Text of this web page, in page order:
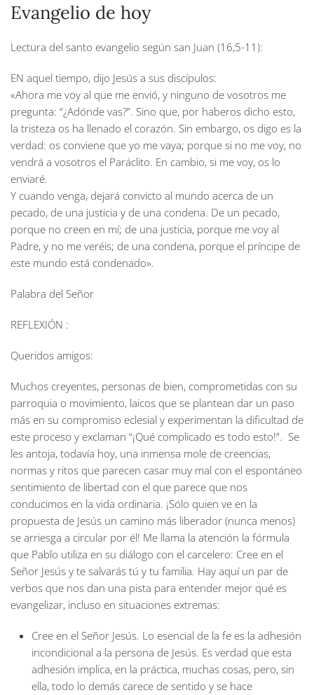
Evangelio de hoy
Lectura del santo evangelio según san Juan (16,5-11):
EN aquel tiempo, dijo Jesús a sus discípulos:
«Ahora me voy al que me envió, y ninguno de vosotros me
pregunta: “¿Adónde vas?”. Sino que, por haberos dicho esto,
la tristeza os ha llenado el corazón. Sin embargo, os digo es la
verdad: os conviene que yo me vaya; porque si no me voy, no
vendrá a vosotros el Paráclito. En cambio, si me voy, os lo
enviaré.
Y cuando venga, dejará convicto al mundo acerca de un
pecado, de una justicia y de una condena. De un pecado,
porque no creen en mí; de una justicia, porque me voy al
Padre, y no me veréis; de una condena, porque el príncipe de
este mundo está condenado».
Palabra del Señor
REFLEXIÓN :
Queridos amigos:
Muchos creyentes, personas de bien, comprometidas con su
parroquia o movimiento, laicos que se plantean dar un paso
más en su compromiso eclesial y experimentan la dificultad de
este proceso y exclaman “¡Qué complicado es todo esto!”. Se
les antoja, todavía hoy, una inmensa mole de creencias,
normas y ritos que parecen casar muy mal con el espontáneo
sentimiento de libertad con el que parece que nos
conducimos en la vida ordinaria. ¡Sólo quien ve en la
propuesta de Jesús un camino más liberador (nunca menos)
se arriesga a circular por él! Me llama la atención la fórmula
que Pablo utiliza en su diálogo con el carcelero: Cree en el
Señor Jesús y te salvarás tú y tu familia. Hay aquí un par de
verbos que nos dan una pista para entender mejor qué es
evangelizar, incluso en situaciones extremas:
Cree en el Señor Jesús. Lo esencial de la fe es la adhesión
incondicional a la persona de Jesús. Es verdad que esta
adhesión implica, en la práctica, muchas cosas, pero, sin
ella, todo lo demás carece de sentido y se hace